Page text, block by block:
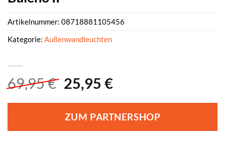
69,95€ Ursprünglicher
war:
69,95 €
25,95 €Aktueller
ist:
25,95 €.
ZUM PARTNERSHOP
Artikelnummer: 08718881105456
Kategorie: Außenwandleuchten